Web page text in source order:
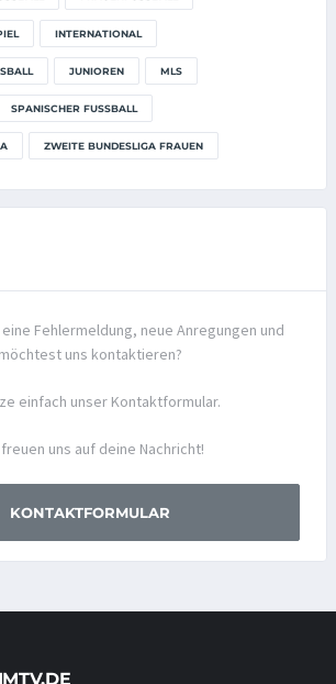
INTERNATIONAL
JUNIOREN MLS
SPANISCHER FUSSBALL
ZWEITE BUNDESLIGA FRAUEN
Fehlermeldung, neue Anregungen und
möchtest uns kontaktieren?
einfach unser Kontaktformular.
uns auf deine Nachricht!
KONTAKTFORMULAR